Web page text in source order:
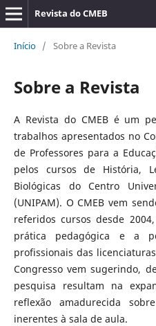
Revista do CMEB
Início / Sobre a Revista
Sobre a Revista
A Revista do CMEB é um
trabalhos apresentados no
de Professores para a
pelos cursos de História,
Biológicas do Centro
(UNIPAM). O CMEB vem
referidos cursos desde
prática pedagógica e a
profissionais das
Congresso vem sugerindo,
pesquisa resultam na
reflexão amadurecida
inerentes à sala de aula.